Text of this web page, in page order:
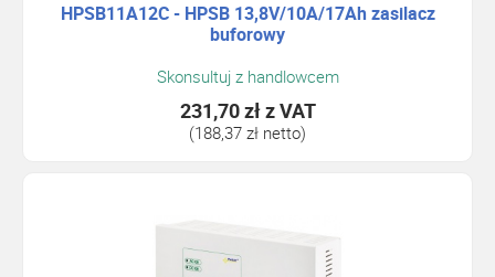
HPSB11A12C - HPSB 13,8V/10A/17Ah zasilacz
buforowy
Skonsultuj z handlowcem
231,70 złz VAT
(188,37 zł netto)